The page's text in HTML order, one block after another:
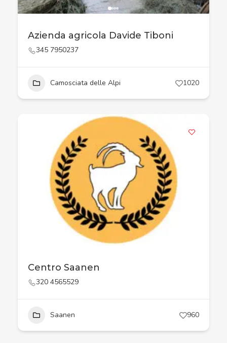
Azienda agricola Davide Tiboni
345 7950237
Camosciata delle Alpi 1020
Centro Saanen
320 4565529
Saanen 960